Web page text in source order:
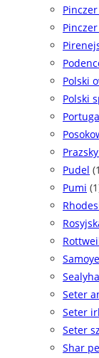
Polski
Polski
Pudel
Pumi
Seter
Seter
Seter
Shar